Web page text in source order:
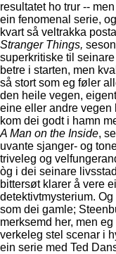
resultatet ho trur --
ein fenomenal serie,
kvart så veltrakka
Stranger Things,
superkritiske til
betre i starten, men
så stort som eg føler
den heile vegen,
eine eller andre vegen
kom dei godt i hamn
A Man on the Inside,
uvante sjanger- og
triveleg og
òg i dei seinare
bittersøt klarer å vere
detektivtmysterium.
som dei gamle;
merksemd her, men
verkeleg stel scenar i
ein serie med Ted